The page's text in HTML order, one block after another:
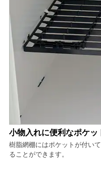
小物入れに便利なポケッ
樹脂網棚にはポケットが付い
ることができます。